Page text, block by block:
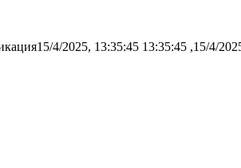
4/2025, 13:35:45